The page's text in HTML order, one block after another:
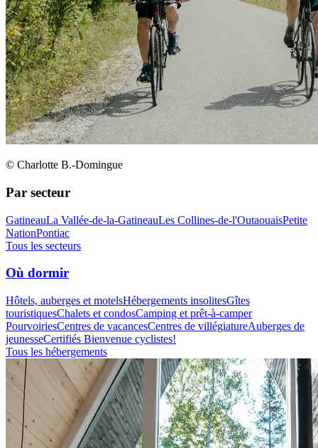
© Charlotte B.-Domingue
Par secteur
GatineauLa Vallée-de-la-GatineauLes Collines-de-l'OutaouaisPetite
NationPontiac
Tous les secteurs
Où dormir
Hôtels, auberges et motelsHébergements insolitesGîtes
touristiquesChalets et condosCamping et prêt-à-camper
PourvoiriesCentres de vacancesCentres de villégiatureAuberges de
jeunesseCertifiés Bienvenue cyclistes!
Tous les hébergements